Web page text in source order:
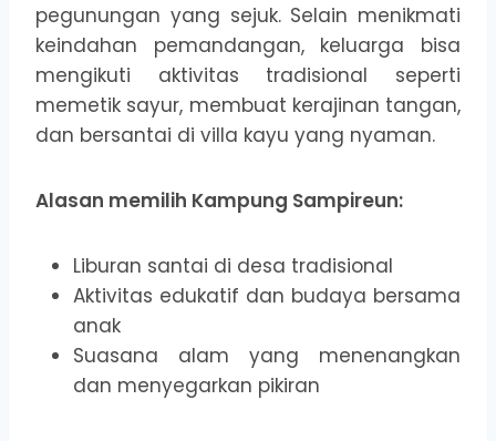
pegunungan yang sejuk. Selain menikmati
keindahan pemandangan, keluarga bisa
mengikuti aktivitas tradisional seperti
memetik sayur, membuat kerajinan tangan,
dan bersantai di villa kayu yang nyaman.
Alasan memilih Kampung Sampireun:
Liburan santai di desa tradisional
Aktivitas edukatif dan budaya bersama
anak
Suasana alam yang menenangkan
dan menyegarkan pikiran